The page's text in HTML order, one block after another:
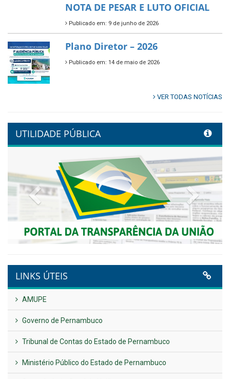
NOTA DE PESAR E LUTO OFICIAL
Publicado em: 9 de junho de 2026
Plano Diretor – 2026
Publicado em: 14 de maio de 2026
VER TODAS NOTÍCIAS
UTILIDADE PÚBLICA
Previous Next
LINKS ÚTEIS
AMUPE
Governo de Pernambuco
Tribunal de Contas do Estado de Pernambuco
Ministério Público do Estado de Pernambuco